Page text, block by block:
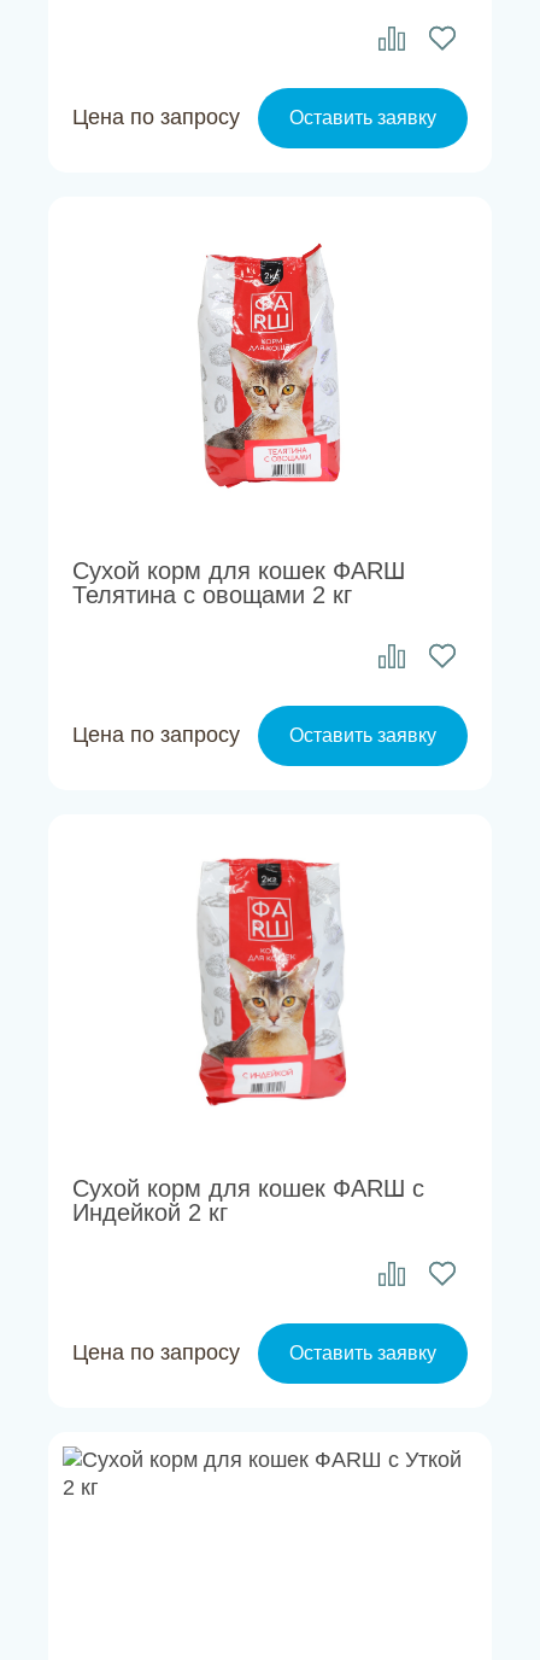
Цена по запросу Оставить заявку
Сухой корм для кошек ФАRШ
Телятина с овощами 2 кг
Цена по запросу Оставить заявку
Сухой корм для кошек ФАRШ с
Индейкой 2 кг
Цена по запросу Оставить заявку